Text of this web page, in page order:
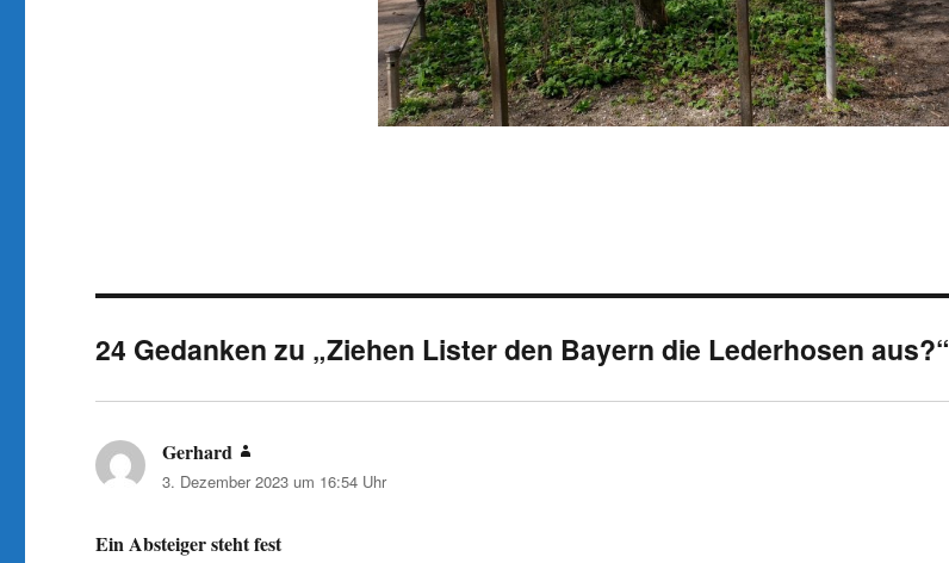
24 Gedanken zu „Ziehen Lister den Bayern die Lederhosen aus?“
Gerhard
3. Dezember 2023 um 16:54 Uhr
Ein Absteiger steht fest